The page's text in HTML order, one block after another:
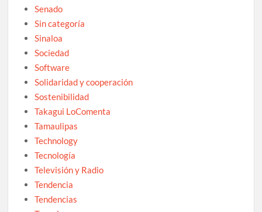
Senado
Sin categoría
Sinaloa
Sociedad
Software
Solidaridad y cooperación
Sostenibilidad
Takagui LoComenta
Tamaulipas
Technology
Tecnología
Televisión y Radio
Tendencia
Tendencias